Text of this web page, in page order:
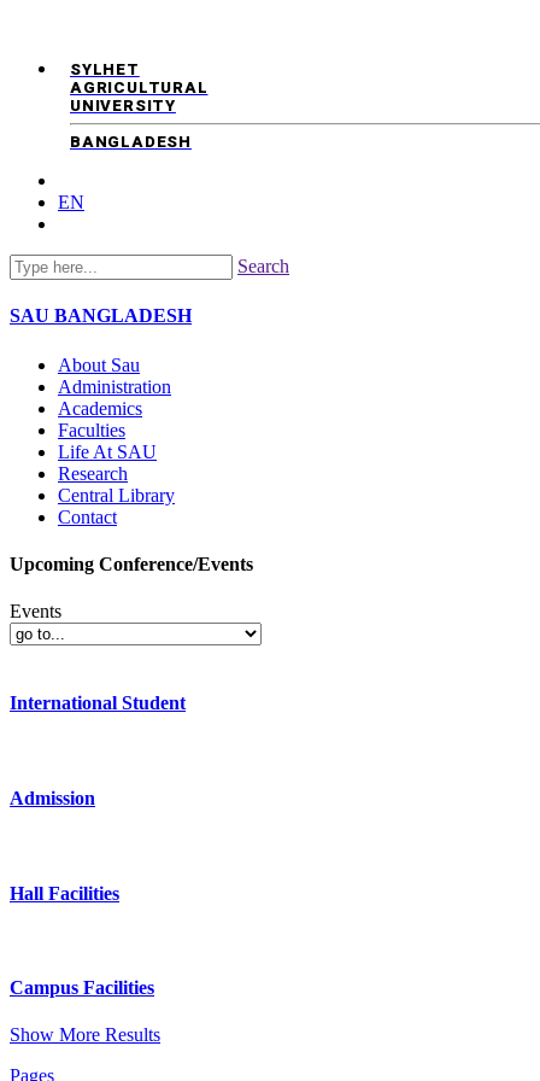
SYLHET
AGRICULTURAL
UNIVERSITY
BANGLADESH
EN
Search
SAU BANGLADESH
About Sau
Administration
Academics
Faculties
Life At SAU
Research
Central Library
Contact
Upcoming Conference/Events
Events
International Student
Admission
Hall Facilities
Campus Facilities
Show More Results
Pages